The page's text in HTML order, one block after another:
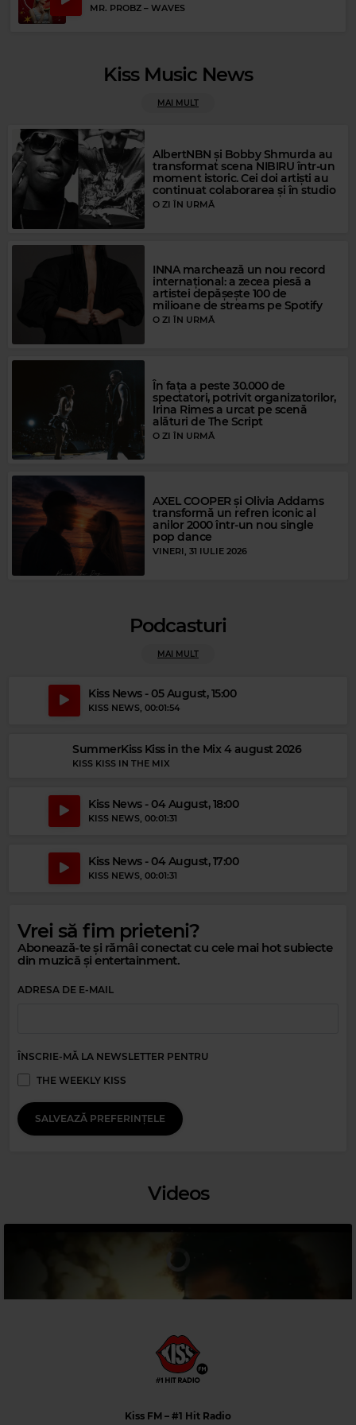
Magic FM
MAGIC FM–PUBLICITATE
Magic Party Mix
MAGIC PARTY MIX
SWEET COFFEE–NO ORDINARY LOVE
Magic 80s Hits
MR. PROBZ – WAVES
Kiss Music News
MAI MULT
AlbertNBN și Bobby Shmurda au
transformat scena NIBIRU într-un
moment istoric. Cei doi artiști au
continuat colaborarea și în studio
O ZI ÎN URMĂ
INNA marchează un nou record
internațional: a zecea piesă a
artistei depășește 100 de
milioane de streams pe Spotify
O ZI ÎN URMĂ
În fața a peste 30.000 de
spectatori, potrivit organizatorilor,
Irina Rimes a urcat pe scenă
alături de The Script
O ZI ÎN URMĂ
AXEL COOPER și Olivia Addams
transformă un refren iconic al
anilor 2000 într-un nou single
pop dance
VINERI, 31 IULIE 2026
Podcasturi
MAI MULT
Kiss News - 05 August, 15:00
KISS NEWS, 00:01:54
SummerKiss Kiss in the Mix 4 august 2026
KISS KISS IN THE MIX
Kiss News - 04 August, 18:00
KISS NEWS, 00:01:31
Kiss News - 04 August, 17:00
KISS NEWS, 00:01:31
Vrei să fim prieteni?
Abonează-te și rămâi conectat cu cele mai hot subiecte
din muzică și entertainment.
ADRESA DE E-MAIL
ÎNSCRIE-MĂ LA NEWSLETTER PENTRU
THE WEEKLY KISS
SALVEAZĂ PREFERINȚELE
Videos
Kiss FM – #1 Hit Radio